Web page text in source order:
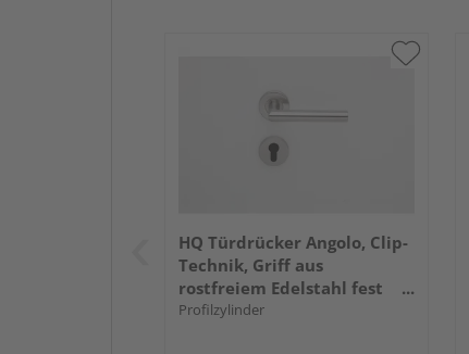
HQ Türdrücker Angolo, Clip-
Technik, Griff aus
rostfreiem Edelstahl fest
drehbar gelagert
Profilzylinder